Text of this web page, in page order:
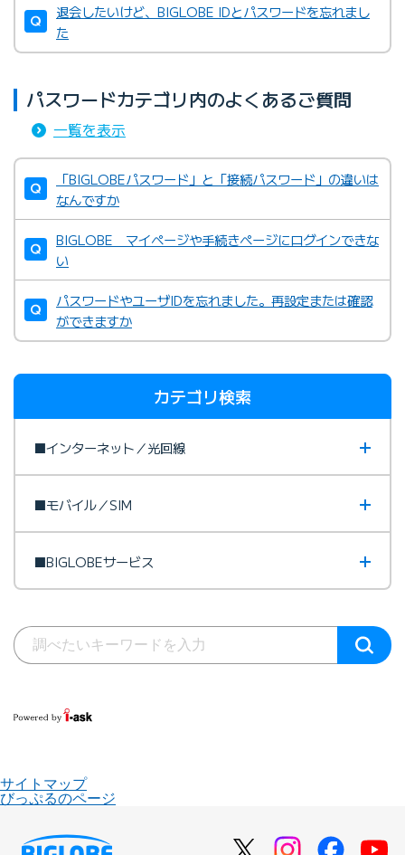
退会したいけど、BIGLOBE IDとパスワードを忘れまし
た
パスワードカテゴリ内のよくあるご質問
一覧を表示
「BIGLOBEパスワード」と「接続パスワード」の違いは
なんですか
BIGLOBE マイページや手続きページにログインできな
い
パスワードやユーザIDを忘れました。再設定または確認
ができますか
カテゴリ検索
■インターネット／光回線
■モバイル／SIM
■BIGLOBEサービス
サイトマップ
びっぷるのページ